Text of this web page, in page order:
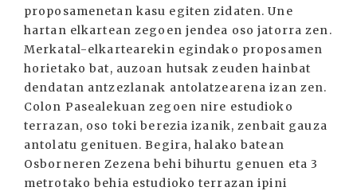
proposamenetan kasu egiten zidaten. Une
hartan elkartean zegoen jendea oso jatorra zen.
Merkatal-elkartearekin egindako proposamen
horietako bat, auzoan hutsak zeuden hainbat
dendatan antzezlanak antolatzearena izan zen.
Colon Pasealekuan zegoen nire estudioko
terrazan, oso toki berezia izanik, zenbait gauza
antolatu genituen. Begira, halako batean
Osborneren Zezena behi bihurtu genuen eta 3
metrotako behia estudioko terrazan ipini